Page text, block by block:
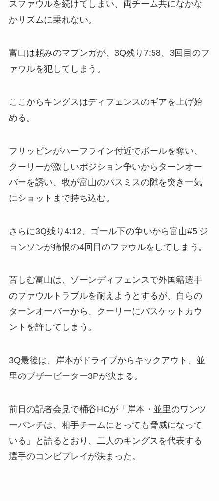
スファウルを続けてしまい、両チーム共になかな
かリズムに乗れない。
富山は頼みのマブンガが、3Q残り7:58、3回目のフ
ァウルを犯してしまう。
ここからキングスはディフェンスのギアを上げ始
める。
フリッピンがハーフライン付近でボールを奪い、
クーリーが激しいポジション争いからターンオー
バーを誘い、牧が富山のパスミスの隙を突き一気
にショットまで持ち込む。
さらに3Q残り4:12、ゴール下の争いから富山#5 ジ
ョンソンが痛恨の4回目のファウルをしてしまう。
苦しむ富山は、ゾーンディフェンスで外国籍選手
のファウルトラブルを耐えようとするが、自らの
ターンオーバーから、
クーリーにバスケットカウ
ントを許してしまう。
3Q最後は、岸本がドライブからキックアウト、並
里のブザービーター3Pが決まる。
前日の記者会見で桶谷HCが「岸本・並里のワンツ
ーパンチは、相手チームにとっても脅威になって
いる」と語るとおり、二人のキングスを代表する
選手のコンビプレイが決まった。